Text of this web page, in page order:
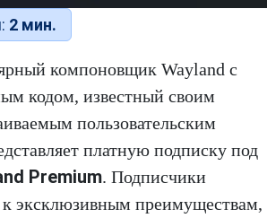
2 мин.
компоновщик Wayland с
кодом, известный своим
пользовательским
платную подписку под
Premium. Подписчики
эксклюзивным преимуществам,